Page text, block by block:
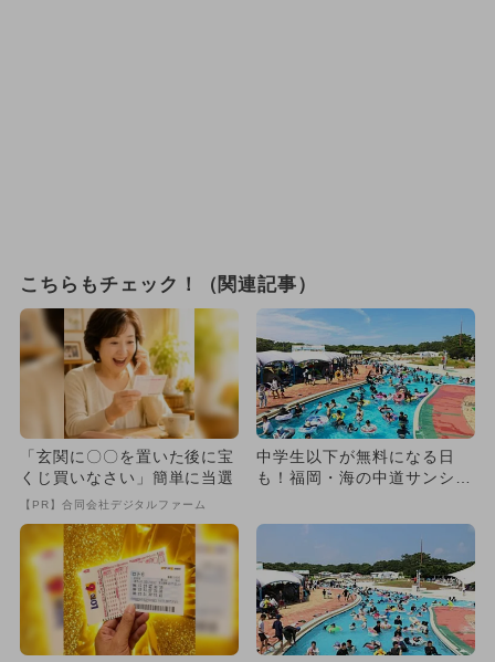
こちらもチェック！（関連記事）
「玄関に〇〇を置いた後に宝
くじ買いなさい」簡単に当選
【PR】合同会社デジタルファーム
中学生以下が無料になる日
も！福岡・海の中道サンシャ
ー...